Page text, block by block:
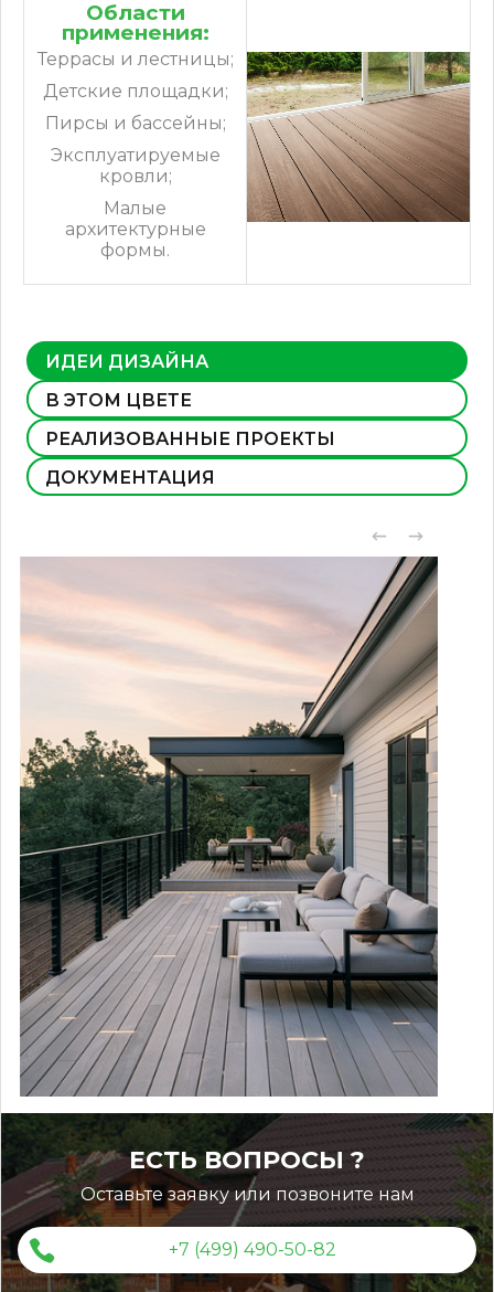
Области
применения:
Террасы и лестницы;
Детские площадки;
Пирсы и бассейны;
Эксплуатируемые
кровли;
Малые
архитектурные
формы.
ИДЕИ ДИЗАЙНА
В ЭТОМ ЦВЕТЕ
РЕАЛИЗОВАННЫЕ ПРОЕКТЫ
ДОКУМЕНТАЦИЯ
ЕСТЬ ВОПРОСЫ ?
Оставьте заявку или позвоните нам
+7 (499) 490-50-82